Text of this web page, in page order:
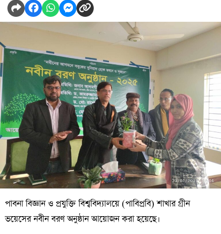
পাবনা বিজ্ঞান ও প্রযুক্তি বিশ্ববিদ্যালয়ে (পাবিপ্রবি) শাখার গ্রীন
ভয়েসের নবীন বরণ অনুষ্ঠান আয়োজন করা হয়েছে।